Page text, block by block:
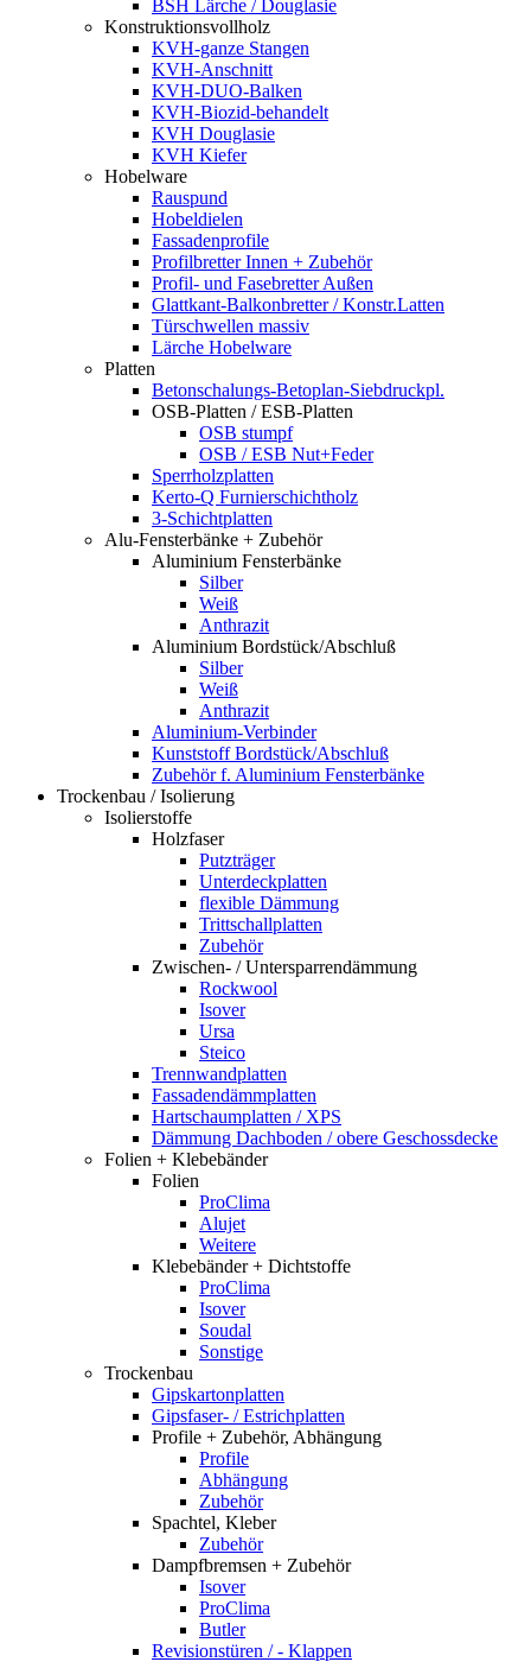
BSH Lärche / Douglasie
Konstruktionsvollholz
KVH-ganze Stangen
KVH-Anschnitt
KVH-DUO-Balken
KVH-Biozid-behandelt
KVH Douglasie
KVH Kiefer
Hobelware
Rauspund
Hobeldielen
Fassadenprofile
Profilbretter Innen + Zubehör
Profil- und Fasebretter Außen
Glattkant-Balkonbretter / Konstr.Latten
Türschwellen massiv
Lärche Hobelware
Platten
Betonschalungs-Betoplan-Siebdruckpl.
OSB-Platten / ESB-Platten
OSB stumpf
OSB / ESB Nut+Feder
Sperrholzplatten
Kerto-Q Furnierschichtholz
3-Schichtplatten
Alu-Fensterbänke + Zubehör
Aluminium Fensterbänke
Silber
Weiß
Anthrazit
Aluminium Bordstück/Abschluß
Silber
Weiß
Anthrazit
Aluminium-Verbinder
Kunststoff Bordstück/Abschluß
Zubehör f. Aluminium Fensterbänke
Trockenbau / Isolierung
Isolierstoffe
Holzfaser
Putzträger
Unterdeckplatten
flexible Dämmung
Trittschallplatten
Zubehör
Zwischen- / Untersparrendämmung
Rockwool
Isover
Ursa
Steico
Trennwandplatten
Fassadendämmplatten
Hartschaumplatten / XPS
Dämmung Dachboden / obere Geschossdecke
Folien + Klebebänder
Folien
ProClima
Alujet
Weitere
Klebebänder + Dichtstoffe
ProClima
Isover
Soudal
Sonstige
Trockenbau
Gipskartonplatten
Gipsfaser- / Estrichplatten
Profile + Zubehör, Abhängung
Profile
Abhängung
Zubehör
Spachtel, Kleber
Zubehör
Dampfbremsen + Zubehör
Isover
ProClima
Butler
Revisionstüren / - Klappen